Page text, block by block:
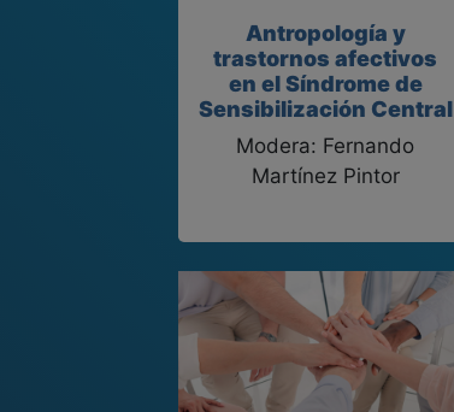
Antropología y
trastornos afectivos
en el Síndrome de
Sensibilización Central
Modera: Fernando
Martínez Pintor